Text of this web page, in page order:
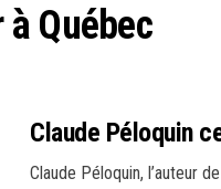
Québec
Claude Péloquin
Claude Péloquin, l’auteur